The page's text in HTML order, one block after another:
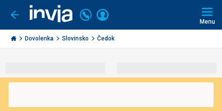
Ísť
späť
Invia.sk
Volajte
+421
2
3221
Prihlásiť
Menu
Dovolenka Slovinsko Čedok